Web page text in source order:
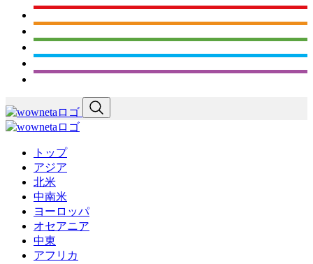
トップ
アジア
北米
中南米
ヨーロッパ
オセアニア
中東
アフリカ